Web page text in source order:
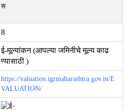
8
ई-मूल्यांकन (आपल्या जमिनीचे मूल्य काढ
ण्यासाठी )
https://valuation.igrmaharashtra.gov.in/E
VALUATION/